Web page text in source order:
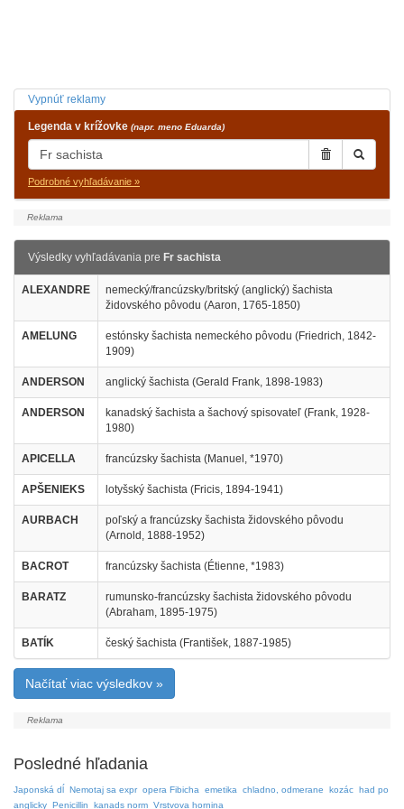
Vypnúť reklamy
Legenda v krížovke (napr. meno Eduarda)
Podrobné vyhľadávanie »
Výsledky vyhľadávania pre Fr sachista
ALEXANDRE
nemecký/francúzsky/britský (anglický) šachista
židovského pôvodu (Aaron, 1765-1850)
AMELUNG
estónsky šachista nemeckého pôvodu (Friedrich, 1842-
1909)
ANDERSON anglický šachista (Gerald Frank, 1898-1983)
ANDERSON
kanadský šachista a šachový spisovateľ (Frank, 1928-
1980)
APICELLA francúzsky šachista (Manuel, *1970)
APŠENIEKS lotyšský šachista (Fricis, 1894-1941)
AURBACH
poľský a francúzsky šachista židovského pôvodu
(Arnold, 1888-1952)
BACROT francúzsky šachista (Étienne, *1983)
BARATZ
rumunsko-francúzsky šachista židovského pôvodu
(Abraham, 1895-1975)
BATÍK český šachista (František, 1887-1985)
Načítať viac výsledkov »
Posledné hľadania
Japonská dĺ Nemotaj sa expr opera Fibicha emetika chladno, odmerane kozác had po
anglicky Penicillin kanads norm Vrstvova hornina